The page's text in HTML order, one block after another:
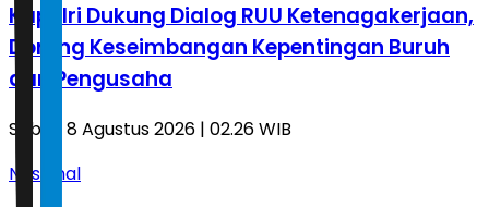
Kapolri Dukung Dialog RUU Ketenagakerjaan,
Dorong Keseimbangan Kepentingan Buruh
dan Pengusaha
Sabtu, 8 Agustus 2026 | 02.26 WIB
Nasional